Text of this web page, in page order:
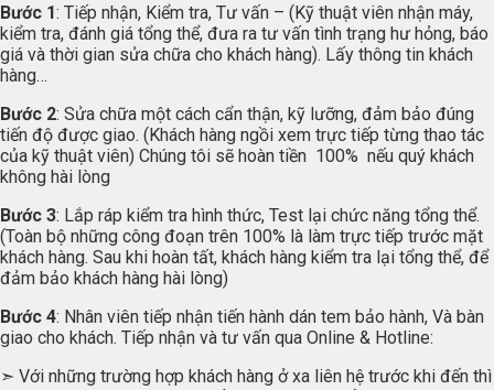
Bước 1: Tiếp nhận, Kiểm tra, Tư vấn – (Kỹ thuật viên nhận máy,
kiểm tra, đánh giá tổng thể, đưa ra tư vấn tình trạng hư hỏng, báo
giá và thời gian sửa chữa cho khách hàng). Lấy thông tin khách
hàng…
Bước 2: Sửa chữa một cách cẩn thận, kỹ lưỡng, đảm bảo đúng
tiến độ được giao. (Khách hàng ngồi xem trực tiếp từng thao tác
của kỹ thuật viên) Chúng tôi sẽ hoàn tiền 100% nếu quý khách
không hài lòng
Bước 3: Lắp ráp kiểm tra hình thức, Test lại chức năng tổng thể.
(Toàn bộ những công đoạn trên 100% là làm trực tiếp trước mặt
khách hàng. Sau khi hoàn tất, khách hàng kiểm tra lại tổng thể, để
đảm bảo khách hàng hài lòng)
Bước 4: Nhân viên tiếp nhận tiến hành dán tem bảo hành, Và bàn
giao cho khách. Tiếp nhận và tư vấn qua Online & Hotline:
➣ Với những trường hợp khách hàng ở xa liên hệ trước khi đến thì